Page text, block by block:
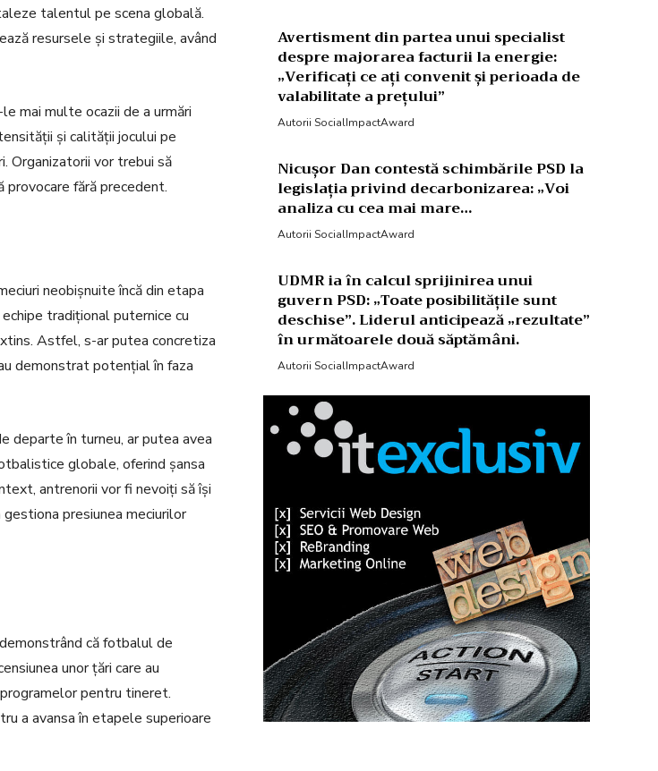
talentul pe scena globală.
resursele și strategiile, având
mai multe ocazii de a urmări
și calității jocului pe
Organizatorii vor trebui să
fără precedent.
neobișnuite încă din etapa
tradițional puternice cu
Astfel, s-ar putea concretiza
demonstrat potențial în faza
departe în turneu, ar putea avea
globale, oferind șansa
antrenorii vor fi nevoiți să își
presiunea meciurilor
că fotbalul de
unor țări care au
pentru tineret.
a avansa în etapele superioare
Avertisment din partea unui specialist
despre majorarea facturii la energie:
„Verificați ce ați convenit și perioada de
valabilitate a prețului”
Autorii SocialImpactAward
Nicușor Dan contestă schimbările PSD la
legislația privind decarbonizarea: „Voi
analiza cu cea mai mare…
Autorii SocialImpactAward
UDMR ia în calcul sprijinirea unui
guvern PSD: „Toate posibilitățile sunt
deschise”. Liderul anticipează „rezultate”
în următoarele două săptămâni.
Autorii SocialImpactAward